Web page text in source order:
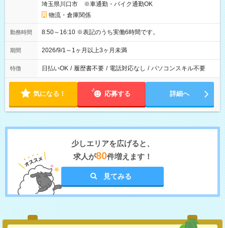
埼玉県川口市 ※車通勤・バイク通勤OK
物流・倉庫関係
勤務時間 8:50～16:10 ※表記のうち実働6時間です。
期間 2026/9/1～1ヶ月以上3ヶ月未満
特徴 日払いOK / 履歴書不要 / 電話対応なし / パソコンスキル不要
気になる！ 応募する 詳細へ
少しエリアを広げると、
求人が80件増えます！
見てみる